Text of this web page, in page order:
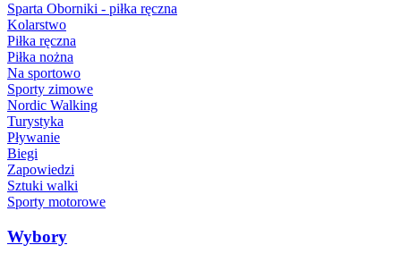
Sparta Oborniki - piłka ręczna
Kolarstwo
Piłka ręczna
Piłka nożna
Na sportowo
Sporty zimowe
Nordic Walking
Turystyka
Pływanie
Biegi
Zapowiedzi
Sztuki walki
Sporty motorowe
Wybory